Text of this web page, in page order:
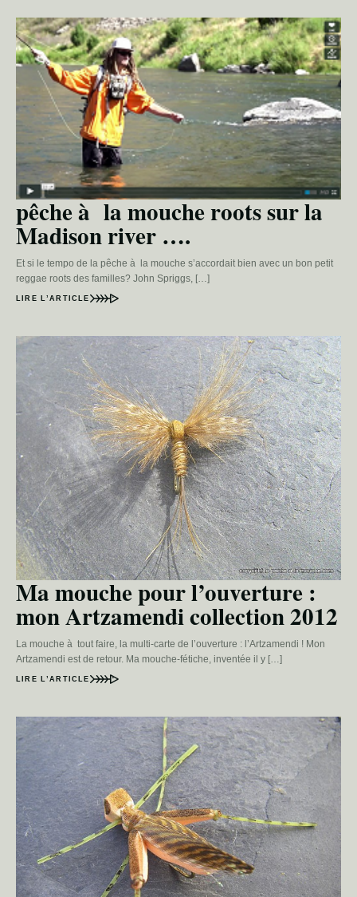
pêche à la mouche roots sur la
Madison river ….
Et si le tempo de la pêche à la mouche s’accordait bien avec un bon petit
reggae roots des familles? John Spriggs, […]
LIRE L’ARTICLE
Ma mouche pour l’ouverture :
mon Artzamendi collection 2012
La mouche à tout faire, la multi-carte de l’ouverture : l’Artzamendi ! Mon
Artzamendi est de retour. Ma mouche-fétiche, inventée il y […]
LIRE L’ARTICLE